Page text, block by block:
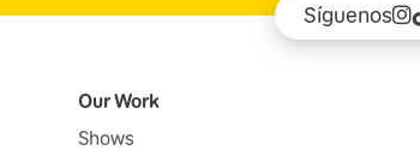
Síguenos
Our Work
Shows